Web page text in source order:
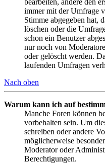
bearbeiten, ändere den
immer mit der Umfrage
Stimme abgegeben hat,
löschen oder die
schon ein Benutzer
nur noch von
oder gelöscht werden.
laufenden Umfragen
Nach oben
Warum kann ich auf
Manche Foren können
vorbehalten sein. Um
schreiben oder andere
möglicherweise
Moderator oder
Berechtigungen.